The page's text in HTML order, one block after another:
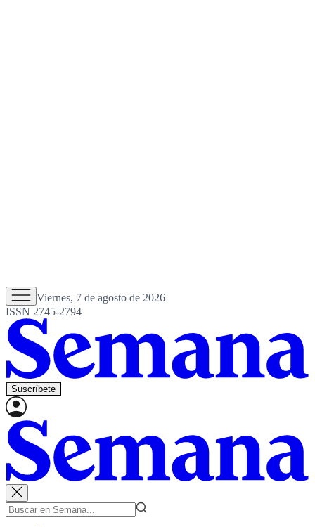
Viernes, 7 de agosto de 2026
ISSN 2745-2794
Suscríbete